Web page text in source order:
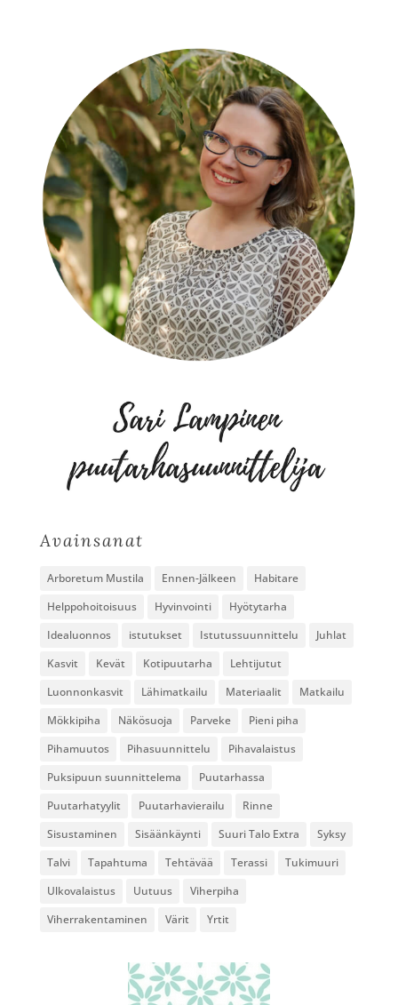
Avainsanat
Arboretum Mustila Ennen-Jälkeen
Habitare
Helppohoitoisuus
Hyvinvointi
Hyötytarha
Idealuonnos
istutukset Istutussuunnittelu
Juhlat
Kasvit
Kevät Kotipuutarha
Lehtijutut
Luonnonkasvit
Lähimatkailu Materiaalit
Matkailu
Mökkipiha
Näkösuoja Parveke
Pieni piha
Pihamuutos
Pihasuunnittelu
Pihavalaistus
Puksipuun suunnittelema
Puutarhassa
Puutarhatyylit
Puutarhavierailu
Rinne
Sisustaminen
Sisäänkäynti Suuri Talo Extra
Syksy
Talvi
Tapahtuma Tehtävää Terassi
Tukimuuri
Ulkovalaistus
Uutuus
Viherpiha
Viherrakentaminen
Värit Yrtit